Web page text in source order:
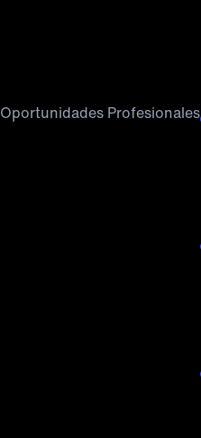
Oportunidades Profesionales